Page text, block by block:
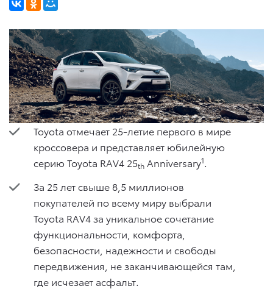
Toyota отмечает 25-летие первого в мире
кроссовера и представляет юбилейную
серию Toyota RAV4 25th Anniversary1.
За 25 лет свыше 8,5 миллионов
покупателей по всему миру выбрали
Toyota RAV4 за уникальное сочетание
функциональности, комфорта,
безопасности, надежности и свободы
передвижения, не заканчивающейся там,
где исчезает асфальт.